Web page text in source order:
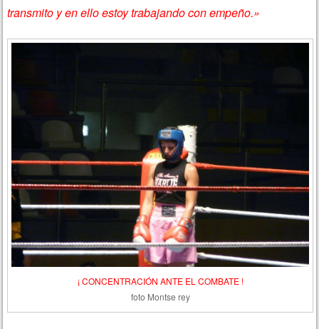
transmito y en ello estoy trabajando con empeño.»
¡ CONCENTRACIÓN ANTE EL COMBATE !
foto Montse rey